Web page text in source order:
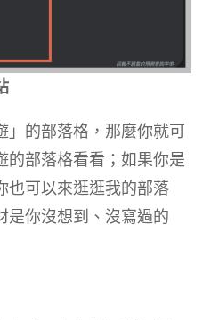
」的部落格，那麼你就可
的部落格看看；如果你是
也可以來逛逛我的部落
是你沒想到、沒寫過的